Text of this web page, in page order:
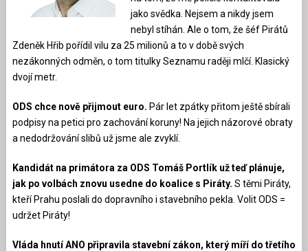
jako svědka. Nejsem a nikdy jsem
nebyl stíhán. Ale o tom, že šéf Pirátů
Zdeněk Hřib pořídil vilu za 25 milionů a to v době svých
nezákonných odměn, o tom titulky Seznamu raději mlčí. Klasický
dvojí metr.
ODS chce nově přijmout euro. Pár let zpátky přitom ještě sbírali
podpisy na petici pro zachování koruny! Na jejich názorové obraty
a nedodržování slibů už jsme ale zvyklí.
Kandidát na primátora za ODS Tomáš Portlík už teď plánuje,
jak po volbách znovu usedne do koalice s Piráty. S těmi Piráty,
kteří Prahu poslali do dopravního i stavebního pekla. Volit ODS =
udržet Piráty!
Vláda hnutí ANO připravila stavební zákon, který míří do třetího